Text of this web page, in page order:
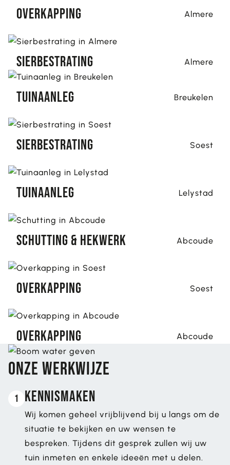
Overkapping Almere
Sierbestrating Almere
Tuinaanleg Breukelen
Sierbestrating Soest
Tuinaanleg Lelystad
Schutting & hekwerk Abcoude
Overkapping Soest
Overkapping Abcoude
Onze werkwijze
1 Kennismaken
Wij komen geheel vrijblijvend bij u langs om de
situatie te bekijken en uw wensen te
bespreken. Tijdens dit gesprek zullen wij uw
tuin inmeten en enkele ideeën met u delen.